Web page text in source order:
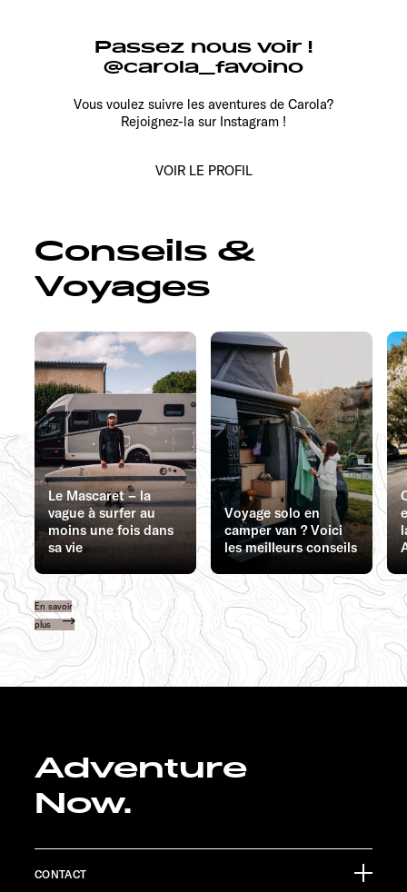
Passez nous voir !
@carola_favoino
Vous voulez suivre les aventures de Carola?
Rejoignez-la sur Instagram !
VOIR LE PROFIL
Conseils &
Voyages
Le Mascaret – la
vague à surfer au
moins une fois dans
sa vie
Voyage solo en
camper van ? Voici
les meilleurs conseils
En savoir
plus
Adventure
Now.
CONTACT